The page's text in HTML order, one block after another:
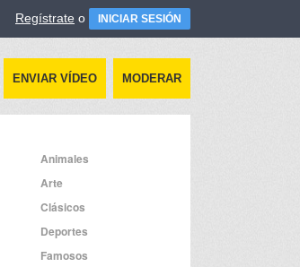
Regístrate o INICIAR SESIÓN
ENVIAR VÍDEO MODERAR
Animales
Arte
Clásicos
Deportes
Famosos